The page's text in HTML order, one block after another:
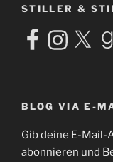
STILLER &
FacebookInstagram
X
BLOG VIA E-
Gib deine E-Mail-
abonnieren und